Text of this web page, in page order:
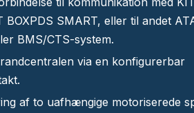
BOXPDS SMART, eller til andet
BMS/CTS-system.
via en konfigurerbar
af to uafhængige motoriserede